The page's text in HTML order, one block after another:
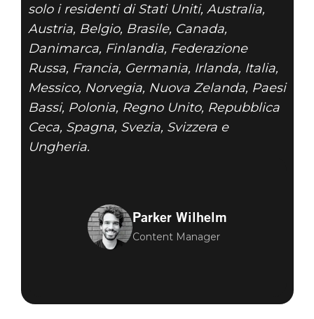
solo i residenti di Stati Uniti, Australia,
Austria, Belgio, Brasile, Canada,
Danimarca, Finlandia, Federazione
Russa, Francia, Germania, Irlanda, Italia,
Messico, Norvegia, Nuova Zelanda, Paesi
Bassi, Polonia, Regno Unito, Repubblica
Ceca, Spagna, Svezia, Svizzera e
Ungheria.
Parker Wilhelm
Content Manager